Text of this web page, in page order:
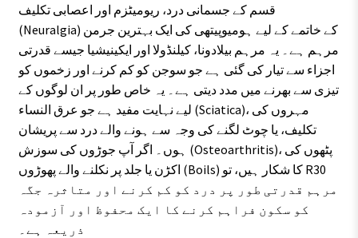
قسم کے جسمانی درد، ریومیٹزم اور اعصابی تکلیف
(Neuralgia) کے خاتمے کے لیے ہومیوپیتھی کی ایک بہترین جرمن
مرہم ہے۔ یہ مرہم بیلادونا، کیلنڈولا اور ایکینیشیا جیسے قدرتی
اجزاء سے تیار کی گئی ہے جو سوجن کو کم کرنے اور زخموں کو
تیزی سے بھرنے میں مدد دیتی ہے۔ یہ خاص طور پر ان لوگوں کے
لیے نہایت مفید ہے جو عرق النساء (Sciatica)، مہروں کی
تکلیف، یا چوٹ لگنے کی وجہ سے ہونے والے درد سے پریشان
ہوں۔ اگر آپ جوڑوں کی سوزش (Osteoarthritis)، پٹھوں کی
اکڑن یا جلد پر نکلنے والے پھوڑوں (Boils) کا شکار ہیں، تو R30
مرہم قدرتی طور پر درد کو کم کرنے اور متاثرہ جگہ
کو سکون فراہم کرنے کا ایک محفوظ اور آزمودہ
ذریعہ ہے۔